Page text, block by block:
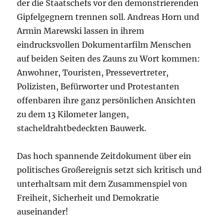
der die Staatschefs vor den demonstrierenden
Gipfelgegnern trennen soll. Andreas Horn und
Armin Marewski lassen in ihrem
eindrucksvollen Dokumentarfilm Menschen
auf beiden Seiten des Zauns zu Wort kommen:
Anwohner, Touristen, Pressevertreter,
Polizisten, Befürworter und Protestanten
offenbaren ihre ganz persönlichen Ansichten
zu dem 13 Kilometer langen,
stacheldrahtbedeckten Bauwerk.
Das hoch spannende Zeitdokument über ein
politisches Großereignis setzt sich kritisch und
unterhaltsam mit dem Zusammenspiel von
Freiheit, Sicherheit und Demokratie
auseinander!